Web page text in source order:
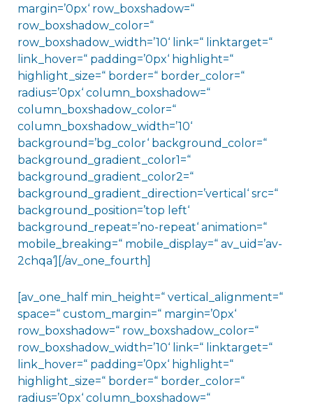
margin=’0px‘ row_boxshadow=“
row_boxshadow_color=“
row_boxshadow_width=’10‘ link=“ linktarget=“
link_hover=“ padding=’0px‘ highlight=“
highlight_size=“ border=“ border_color=“
radius=’0px‘ column_boxshadow=“
column_boxshadow_color=“
column_boxshadow_width=’10‘
background=’bg_color‘ background_color=“
background_gradient_color1=“
background_gradient_color2=“
background_gradient_direction=’vertical‘ src=“
background_position=’top left‘
background_repeat=’no-repeat‘ animation=“
mobile_breaking=“ mobile_display=“ av_uid=’av-
2chqa‘][/av_one_fourth]
[av_one_half min_height=“ vertical_alignment=“
space=“ custom_margin=“ margin=’0px‘
row_boxshadow=“ row_boxshadow_color=“
row_boxshadow_width=’10‘ link=“ linktarget=“
link_hover=“ padding=’0px‘ highlight=“
highlight_size=“ border=“ border_color=“
radius=’0px‘ column_boxshadow=“